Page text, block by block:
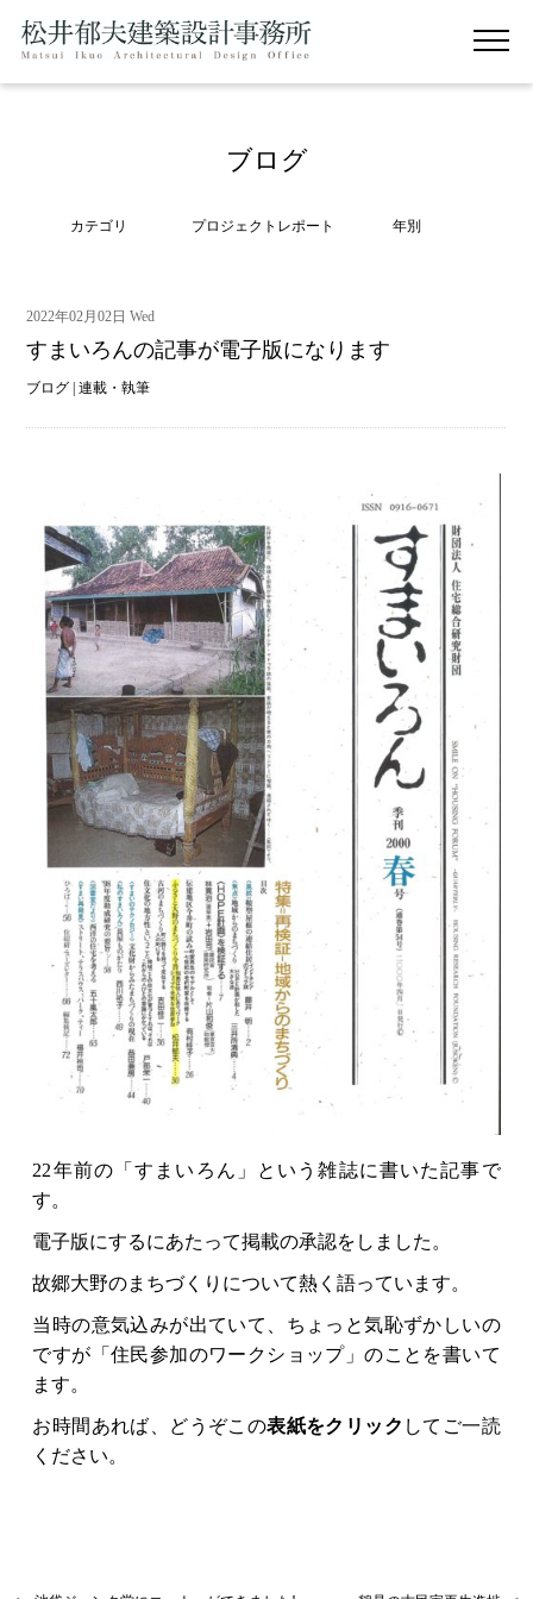
ブログ
カテゴリ プロジェクトレポート 年別
2022年02月02日 Wed
すまいろんの記事が電子版になります
ブログ |連載・執筆
22年前の「すまいろん」という雑誌に書いた記事で
す。
電子版にするにあたって掲載の承認をしました。
故郷大野のまちづくりについて熱く語っています。
当時の意気込みが出ていて、ちょっと気恥ずかしいの
ですが「住民参加のワークショップ」のことを書いて
ます。
お時間あれば、どうぞこの表紙をクリック してご一読
ください。